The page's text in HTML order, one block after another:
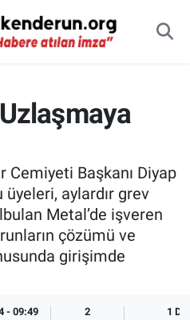
Cemiyeti Başkanı Diyap
aylardır grev
Metal’de işveren
çözümü ve
girişimde
- 09:49 2 1 DK